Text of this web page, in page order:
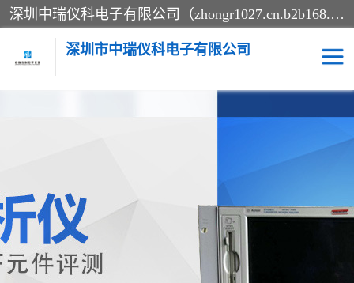
深圳中瑞仪科电子有限公司（zhongr1027.cn.b2b168.com）主要从事回收二手仪器，工厂仪器，回收示波器，KeysightE4980A，FLUKE754，MT8852B，IFR3920，Agilent N4010A，MT8852B等业务，全国统一热线：13570873835。深圳中瑞仪科电子有限公司整批或单出，专业评估高价回收工厂闲置仪器。
深圳市中瑞仪科电子有限公司
电阻-功率计 频谱分析仪
万用表 综合测试仪